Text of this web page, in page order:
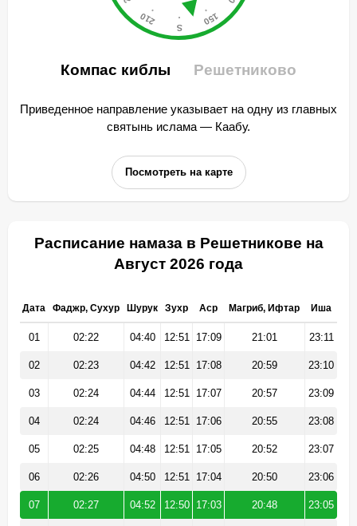
Компас киблы Решетниково
Приведенное направление указывает на одну из главных
святынь ислама — Каабу.
Посмотреть на карте
Расписание намаза в Решетникове на
Август 2026 года
Дата Фаджр, Сухур Шурук Зухр Аср Магриб, Ифтар Иша
01 02:22 04:40 12:51 17:09 21:01 23:11
02 02:23 04:42 12:51 17:08 20:59 23:10
03 02:24 04:44 12:51 17:07 20:57 23:09
04 02:24 04:46 12:51 17:06 20:55 23:08
05 02:25 04:48 12:51 17:05 20:52 23:07
06 02:26 04:50 12:51 17:04 20:50 23:06
07 02:27 04:52 12:50 17:03 20:48 23:05